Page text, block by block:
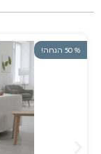
% 50 הנחה!